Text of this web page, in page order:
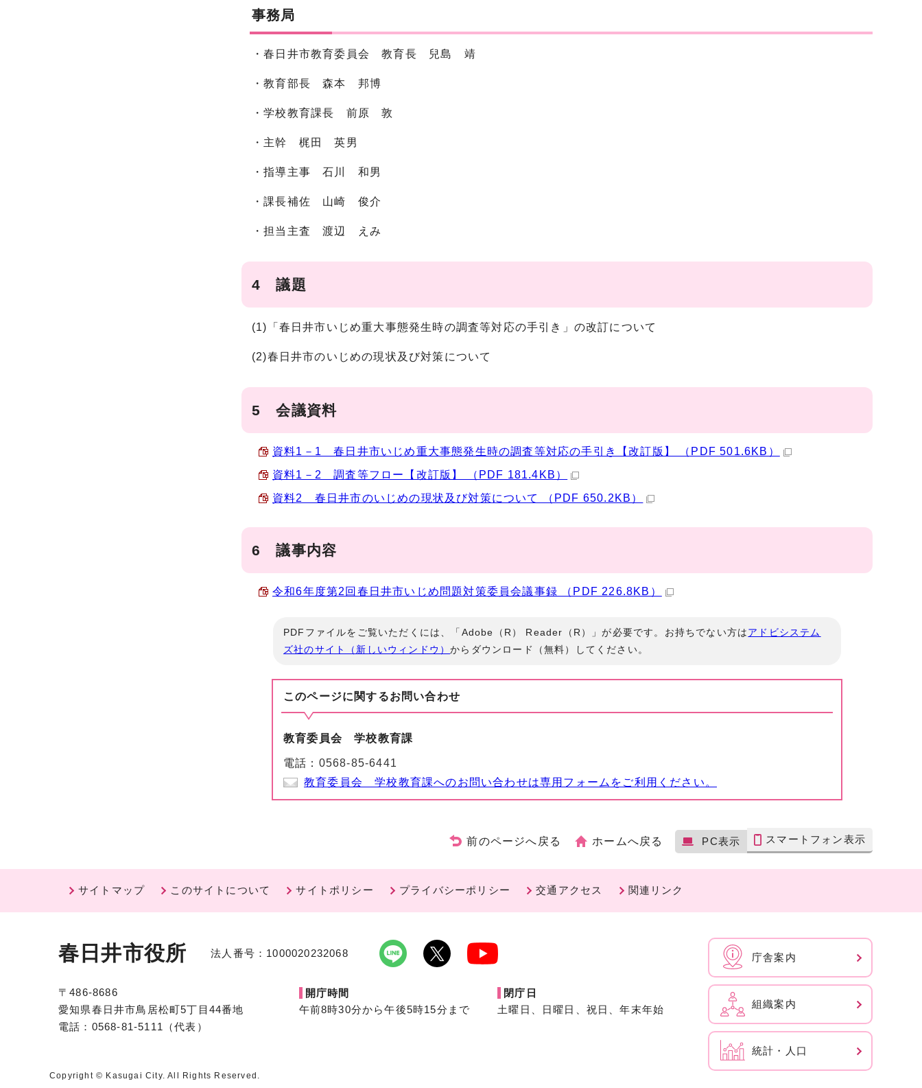
事務局
・春日井市教育委員会 教育長 兒島 靖
・教育部長 森本 邦博
・学校教育課長 前原 敦
・主幹 梶田 英男
・指導主事 石川 和男
・課長補佐 山崎 俊介
・担当主査 渡辺 えみ
4 議題
(1)「春日井市いじめ重大事態発生時の調査等対応の手引き」の改訂について
(2)春日井市のいじめの現状及び対策について
5 会議資料
資料1－1 春日井市いじめ重大事態発生時の調査等対応の手引き【改訂版】 （PDF 501.6KB）
資料1－2 調査等フロー【改訂版】 （PDF 181.4KB）
資料2 春日井市のいじめの現状及び対策について （PDF 650.2KB）
6 議事内容
令和6年度第2回春日井市いじめ問題対策委員会議事録 （PDF 226.8KB）
PDFファイルをご覧いただくには、「Adobe（R） Reader（R）」が必要です。お持ちでない方はアドビシステム
ズ社のサイト（新しいウィンドウ）からダウンロード（無料）してください。
このページに関するお問い合わせ
教育委員会 学校教育課
電話： 0568-85-6441
教育委員会 学校教育課へのお問い合わせは専用フォームをご利用ください。
前のページへ戻る ホームへ戻る PC表示 スマートフォン表示
サイトマップ このサイトについて サイトポリシー プライバシーポリシー 交通アクセス 関連リンク
春日井市役所 法人番号：1000020232068
〒486-8686
愛知県春日井市鳥居松町5丁目44番地
電話：0568-81-5111（代表）
開庁時間
午前8時30分から午後5時15分まで
閉庁日
土曜日、日曜日、祝日、年末年始
庁舎案内
組織案内
統計・人口
Copyright © Kasugai City. All Rights Reserved.